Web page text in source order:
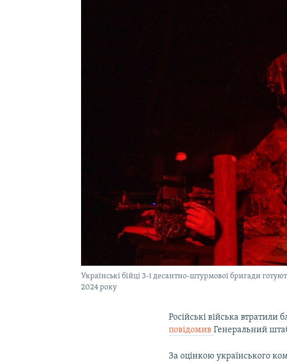
Українські бійці 3-ї десантно-штурмової бригади
2024 року
Російські війська втратили
повідомивГенеральний
За оцінкою українського